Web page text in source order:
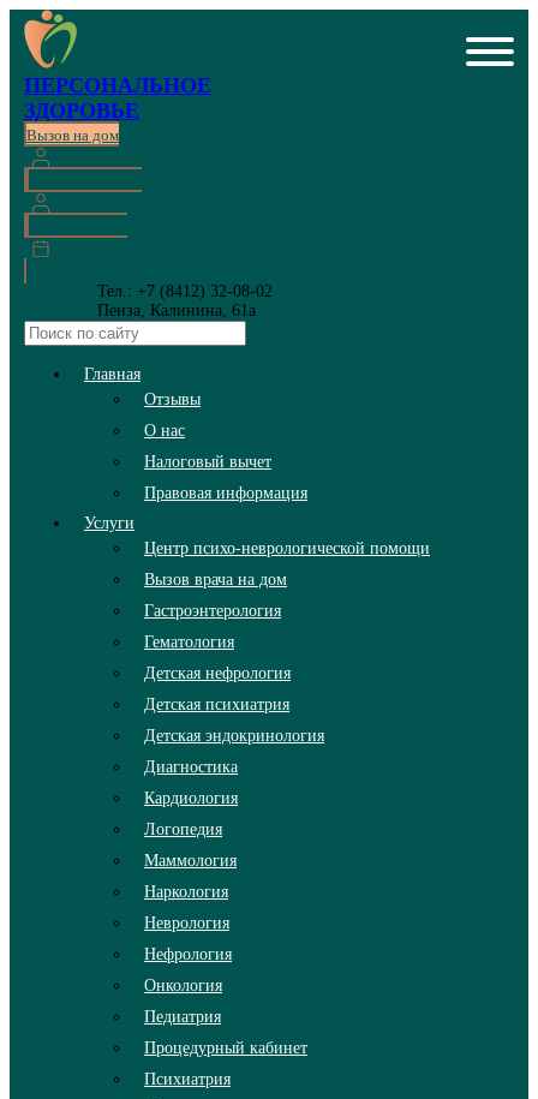
ПЕРСОНАЛЬНОЕ
ЗДОРОВЬЕ
Вызов на дом
Тел.: +7 (8412) 32-08-02
Пенза, Калинина, 61а
Главная
Отзывы
О нас
Налоговый вычет
Правовая информация
Услуги
Центр психо-неврологической помощи
Вызов врача на дом
Гастроэнтерология
Гематология
Детская нефрология
Детская психиатрия
Детская эндокринология
Диагностика
Кардиология
Логопедия
Маммология
Наркология
Неврология
Нефрология
Онкология
Педиатрия
Процедурный кабинет
Психиатрия